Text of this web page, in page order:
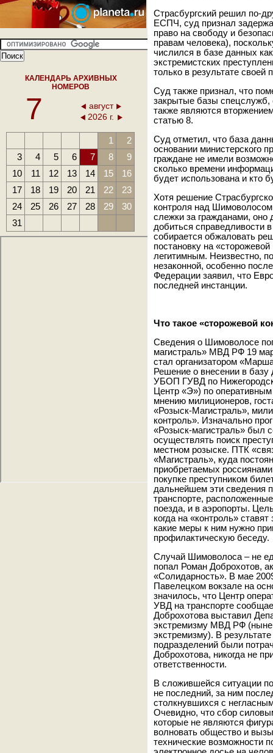
КАЛЕНДАРЬ АРХИВНЫХ
НОМЕРОВ
7
август
2026 г.
1
2
3
4 5 6 7 8
9
10
11 12 13 14 15
16
17
18 19 20 21 22
23
24
25 26 27 28 29
30
31
Страсбургский решил по-
ЕСПЧ, суд признал
право на свободу и
правам человека),
числился в базе данных
экстремистских
только в результате своей
Суд также признал, что
закрытые базы спецслужб,
также являются
статью 8.
Суд отметил, что база
основании министерского
граждане не имели
сколько времени
будет использована и кто
Хотя решение
контроля над Шимоволосом
слежки за гражданами, оно
добиться справедливости
собирается обжаловать
постановку на
легитимным. Неизвестно,
незаконной, особенно
Федерации заявил, что
последней инстанции.
Что такое «сторожевой
Сведения о Шимоволосе
магистраль» МВД РФ 19
стал организатором
Решение о внесении в
УБОП ГУВД по
Центр «Э») по
мнению милиционеров,
«Розыск-Магистраль»,
контроль». Изначально
«Розыск-магистраль» был
осуществлять поиск
местном розыске. ПТК
«Магистраль», куда
приобретаемых
покупке преступником
дальнейшем эти сведения
транспорте,
поезда, и в аэропорты.
когда на «контроль»
какие меры к ним нужно
профилактическую беседу.
Случай Шимоволоса – не
попал Роман Доброхотов,
«Солидарность». В мае
Павелецком вокзале на
значилось, что Центр
УВД на транспорте
Доброхотова выставил
экстремизму МВД РФ (ныне
экстремизму). В
подразделений были
Доброхотова, никогда не
ответственности.
В сложившейся ситуации
не последний, за ним
столкнувшихся с
Очевидно, что сбор
которые не являются
волновать общество и
технические возможности